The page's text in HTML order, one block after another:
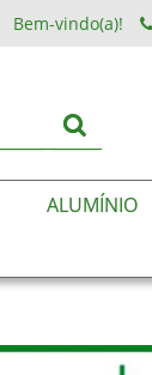
Bem-vindo(a)!
ALUMÍNIO